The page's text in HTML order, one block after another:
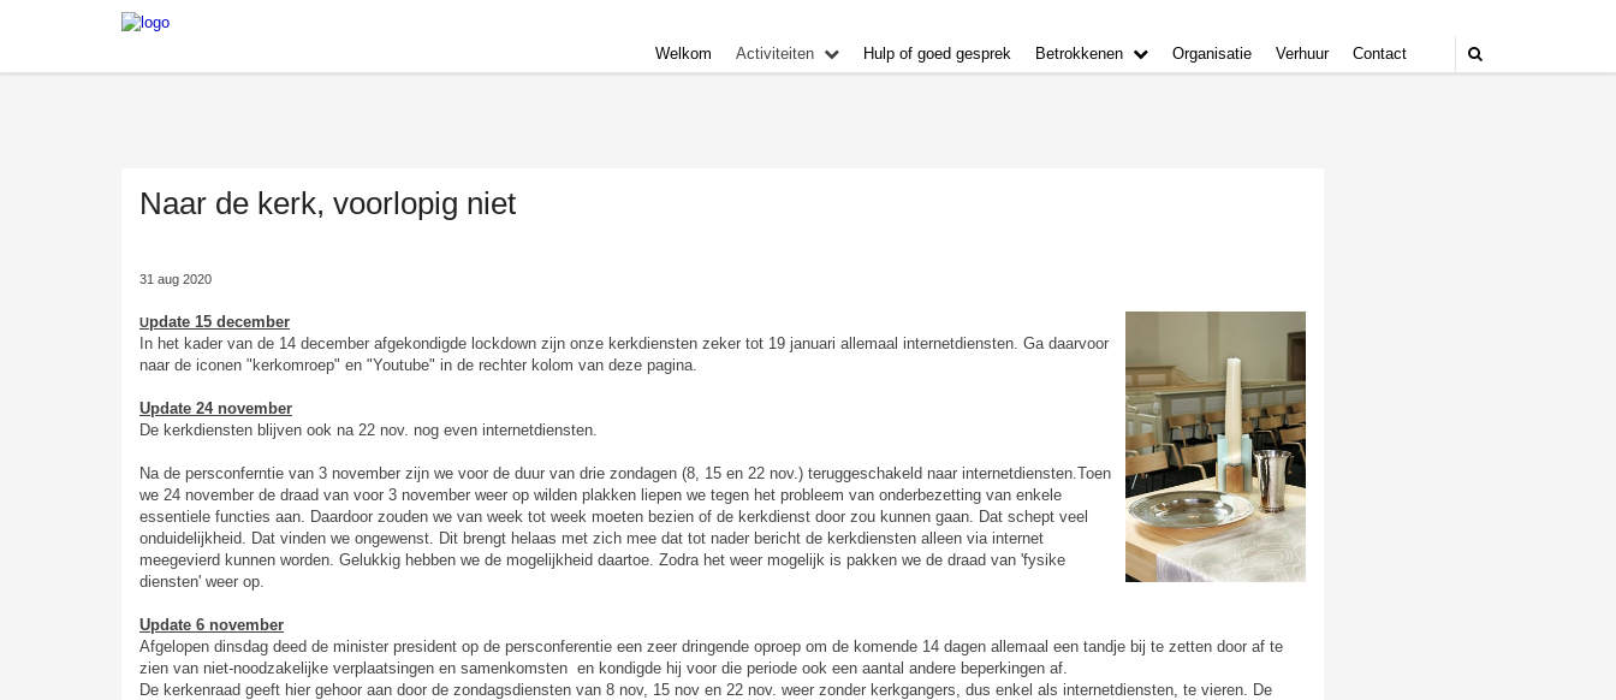
Welkom Activiteiten Hulp of goed gesprek Betrokkenen Organisatie Verhuur Contact
Naar de kerk, voorlopig niet
31 aug 2020
Update 15 december
In het kader van de 14 december afgekondigde lockdown zijn onze kerkdiensten zeker tot 19 januari allemaal internetdiensten. Ga daarvoor
naar de iconen "kerkomroep" en "Youtube" in de rechter kolom van deze pagina.
Update 24 november
De kerkdiensten blijven ook na 22 nov. nog even internetdiensten.
Na de persconferntie van 3 november zijn we voor de duur van drie zondagen (8, 15 en 22 nov.) teruggeschakeld naar internetdiensten.Toen
we 24 november de draad van voor 3 november weer op wilden plakken liepen we tegen het probleem van onderbezetting van enkele
essentiele functies aan. Daardoor zouden we van week tot week moeten bezien of de kerkdienst door zou kunnen gaan. Dat schept veel
onduidelijkheid. Dat vinden we ongewenst. Dit brengt helaas met zich mee dat tot nader bericht de kerkdiensten alleen via internet
meegevierd kunnen worden. Gelukkig hebben we de mogelijkheid daartoe. Zodra het weer mogelijk is pakken we de draad van 'fysike
diensten' weer op.
Update 6 november
Afgelopen dinsdag deed de minister president op de persconferentie een zeer dringende oproep om de komende 14 dagen allemaal een tandje bij te zetten door af te
zien van niet-noodzakelijke verplaatsingen en samenkomsten en kondigde hij voor die periode ook een aantal andere beperkingen af.
De kerkenraad geeft hier gehoor aan door de zondagsdiensten van 8 nov, 15 nov en 22 nov. weer zonder kerkgangers, dus enkel als internetdiensten, te vieren. De